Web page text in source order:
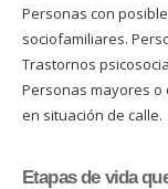
Personas con
sociofamiliares.
Trastornos
Personas mayores o
en situación de calle.
Etapas de vida